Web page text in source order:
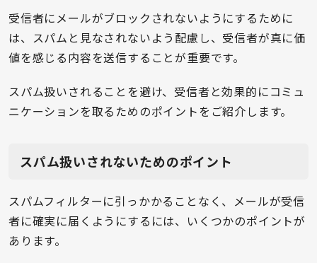
受信者にメールがブロックされないようにするために
は、スパムと見なされないよう配慮し、受信者が真に価
値を感じる内容を送信することが重要です。
スパム扱いされることを避け、受信者と効果的にコミュ
ニケーションを取るためのポイントをご紹介します。
スパム扱いされないためのポイント
スパムフィルターに引っかかることなく、メールが受信
者に確実に届くようにするには、いくつかのポイントが
あります。